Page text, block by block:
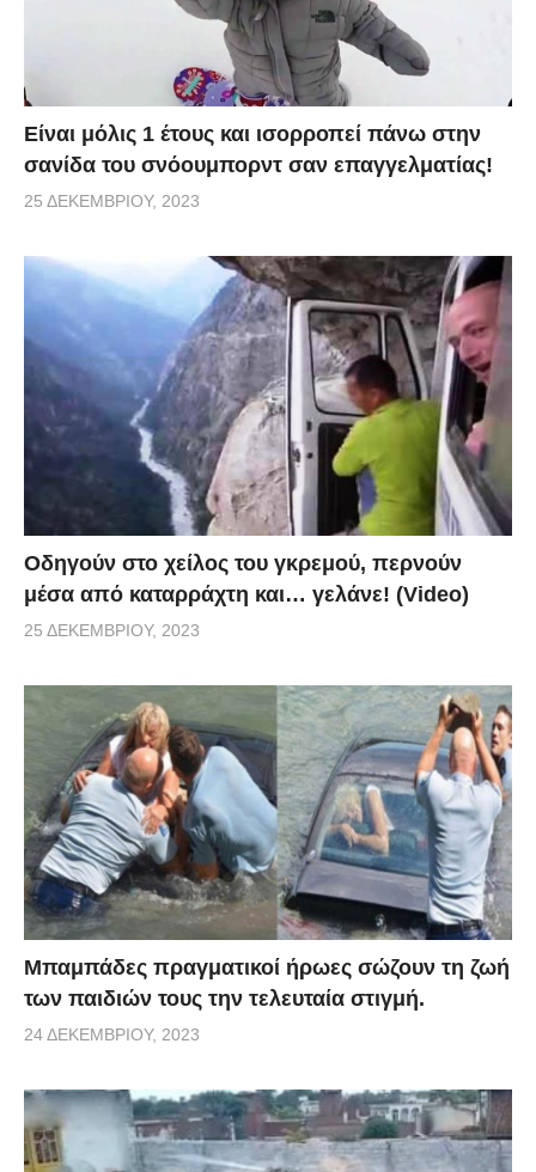
Είναι μόλις 1 έτους και ισορροπεί πάνω στην
σανίδα του σνόουμπορντ σαν επαγγελματίας!
25 ΔΕΚΕΜΒΡΊΟΥ, 2023
Οδηγούν στο χείλος του γκρεμού, περνούν
μέσα από καταρράχτη και… γελάνε! (Video)
25 ΔΕΚΕΜΒΡΊΟΥ, 2023
Μπαμπάδες πραγματικοί ήρωες σώζουν τη ζωή
των παιδιών τους την τελευταία στιγμή.
24 ΔΕΚΕΜΒΡΊΟΥ, 2023